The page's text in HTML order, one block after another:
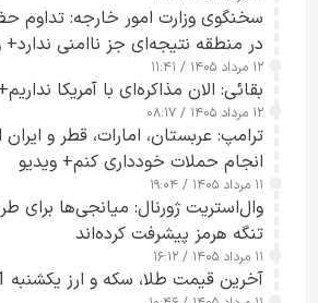
سخنگوی وزارت امور خارجه: تداوم
در منطقه نتیجه‌ای جز ناامنی ندارد+
۱۲ مرداد ۱۴۰۵ / ۱۱:۴۱
بقائی: الان مذاکره‌ای با آمریکا
۱۲ مرداد ۱۴۰۵ / ۰۸:۱۷
ترامپ: عربستان، امارات، قطر و
انجام حملات خودداری کنم+ ویدیو
۱۱ مرداد ۱۴۰۵ / ۱۹:۰۴
وال‌استریت ژورنال: میانجی‌ها برای
تنگه هرمز پیشرفت کرده‌اند
۱۱ مرداد ۱۴۰۵ / ۱۶:۱۲
آخرین قیمت طلا، سکه و ارز یکشنبه 11 مرداد+ جدول